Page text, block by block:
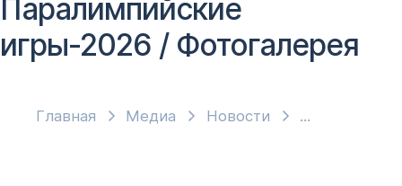
Главная Медиа Новости
Паралимпийские
игры-2026 / Фотогалерея